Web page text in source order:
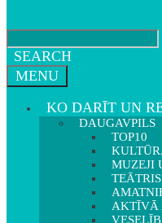
SEARCH
MENU
KO DARĪT UN
DAUGAVPILS
TOP10
MUZEJI
TEĀTRIS
AKTĪVĀ